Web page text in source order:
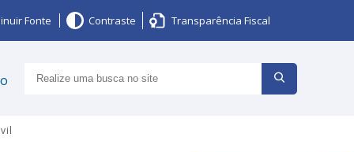
Fonte Contraste Transparência Fiscal